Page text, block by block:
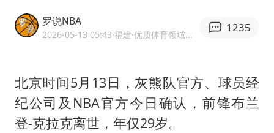
FIFA官方支持因凡蒂诺
陕西柞水遭遇暴雨五千余户群众转移
罗说NBA
2026-05-13 05:43·福建 ·优质体育领域创作者
1235
北京时间5月13日，灰熊队官方、球员经
纪公司及NBA官方今日确认，前锋布兰
登-克拉克离世，年仅29岁。